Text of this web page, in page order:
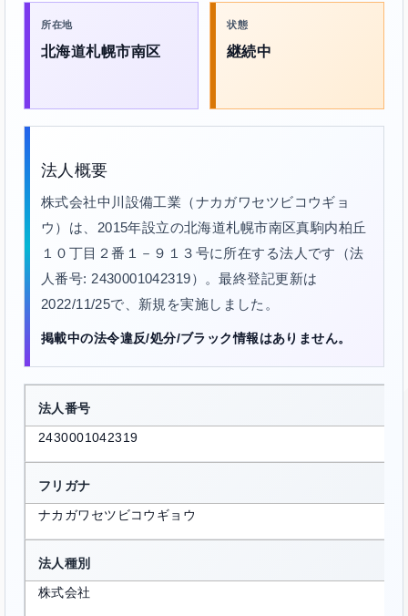
所在地
北海道札幌市南区
状態
継続中
法人概要
株式会社中川設備工業（ナカガワセツビコウギョ
ウ）は、2015年設立の北海道札幌市南区真駒内柏丘
１０丁目２番１－９１３号に所在する法人です（法
人番号: 2430001042319）。最終登記更新は
2022/11/25で、新規を実施しました。
掲載中の法令違反/処分/ブラック情報はありません。
法人番号
2430001042319
フリガナ
ナカガワセツビコウギョウ
法人種別
株式会社